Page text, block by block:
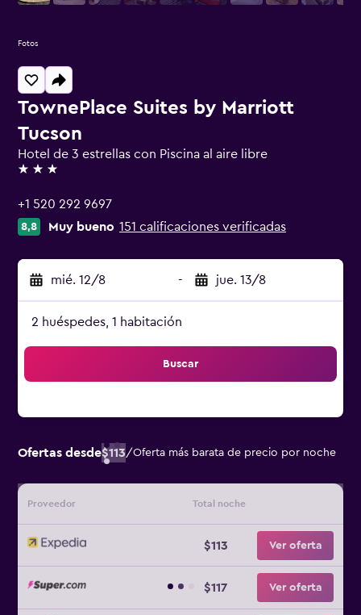
TownePlace Suites by Marriott
Tucson
Hotel de 3 estrellas con Piscina al aire libre
3 estrellas
+1 520 292 9697
8,8 Muy bueno 151 calificaciones verificadas
mié. 12/8 - jue. 13/8
2 huéspedes, 1 habitación
Buscar
Ofertas desde$113/Oferta más barata de precio por noche
Proveedor Total noche
$113 Ver oferta
$117 Ver oferta
Fotos